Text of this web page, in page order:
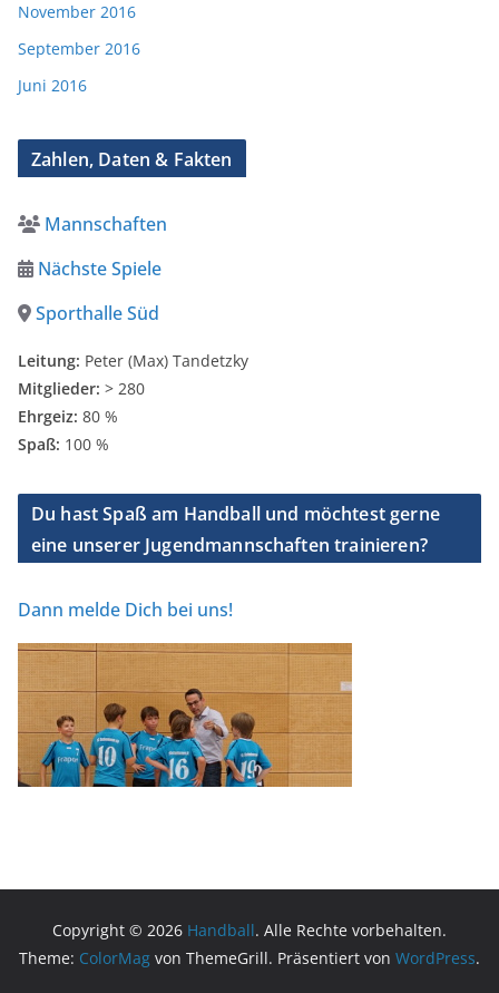
November 2016
September 2016
Juni 2016
Zahlen, Daten & Fakten
Mannschaften
Nächste Spiele
Sporthalle Süd
Leitung: Peter (Max) Tandetzky
Mitglieder: > 280
Ehrgeiz: 80 %
Spaß: 100 %
Du hast Spaß am Handball und möchtest gerne
eine unserer Jugendmannschaften trainieren?
Dann melde Dich bei uns!
Copyright © 2026 Handball. Alle Rechte vorbehalten.
Theme: ColorMag von ThemeGrill. Präsentiert von WordPress.